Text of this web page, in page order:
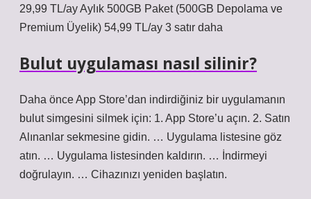
29,99 TL/ay Aylık 500GB Paket (500GB Depolama ve
Premium Üyelik) 54,99 TL/ay 3 satır daha
Bulut uygulaması nasıl silinir?
Daha önce App Store’dan indirdiğiniz bir uygulamanın
bulut simgesini silmek için: 1. App Store’u açın. 2. Satın
Alınanlar sekmesine gidin. … Uygulama listesine göz
atın. … Uygulama listesinden kaldırın. … İndirmeyi
doğrulayın. … Cihazınızı yeniden başlatın.